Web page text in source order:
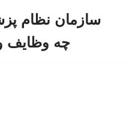
سازمان نظام
چه وظایف